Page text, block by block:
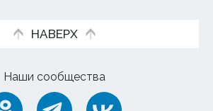
НАВЕРХ
Наши сообщества